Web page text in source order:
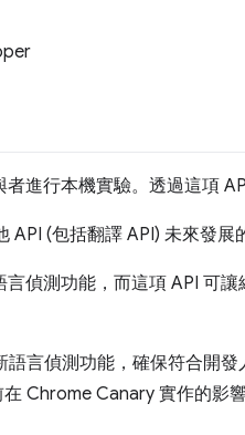
進行本機實驗。透過這項
API (包括翻譯 API) 未來發展
偵測功能，而這項 API 可
言偵測功能，確保符合開
Chrome Canary 實作的影響